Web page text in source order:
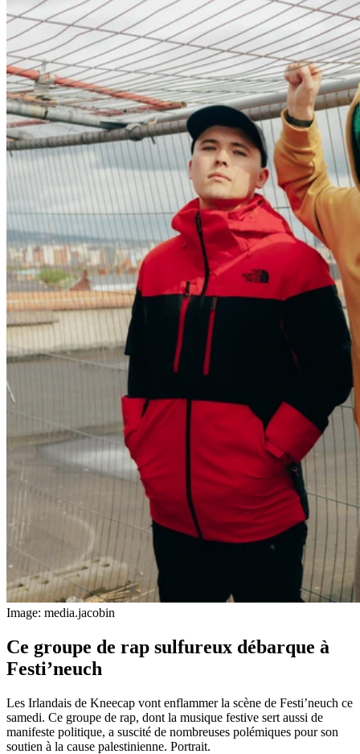
Image: media.jacobin
Ce groupe de rap sulfureux débarque à
Festi’neuch
Les Irlandais de Kneecap vont enflammer la scène de Festi’neuch ce
samedi. Ce groupe de rap, dont la musique festive sert aussi de
manifeste politique, a suscité de nombreuses polémiques pour son
soutien à la cause palestinienne. Portrait.